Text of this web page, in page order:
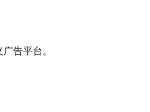
告平台。